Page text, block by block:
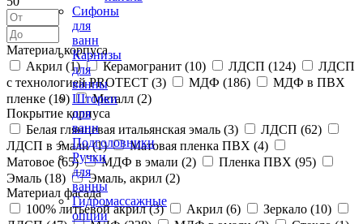
Сифоны
для
ванн
Карнизы
для
ванны
Шторки
для
ванн
Подголовники
Ручки
для
ванны
Гидромассажные
опции
Материал корпуса
Акрил (1) Керамогранит (10) ЛДСП (124)
ЛДСП
с технологией PROTECT (3) МДФ (186)
МДФ в ПВХ
пленке (19) Металл (2)
Покрытие корпуса
Белая глянцевая итальянская эмаль (3) ЛДСП (62)
ЛДСП в эмали (1) Матовая пленка ПВХ (4)
Матовое (65) МДФ в эмали (2) Пленка ПВХ (95)
Эмаль (18) Эмаль, акрил (2)
Материал фасада
100% литьевой акрил (3) Акрил (6) Зеркало (10)